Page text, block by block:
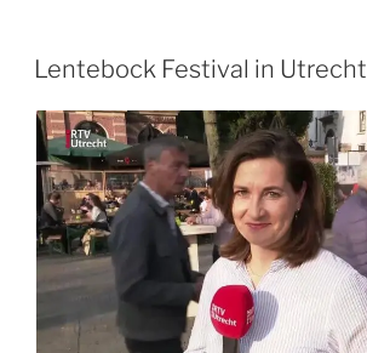
1:
gefinancierde
pornofilm”
Lentebock Festival in Utrecht